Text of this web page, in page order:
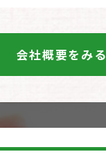
会社概要をみる